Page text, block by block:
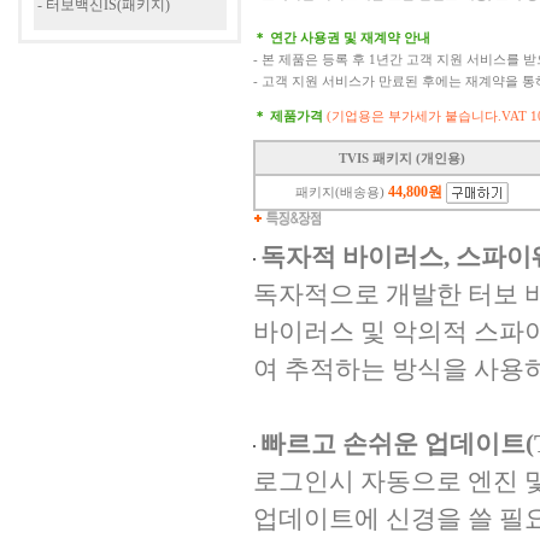
- 터보백신IS(패키지)
＊ 연간 사용권 및 재계약 안내
- 본 제품은 등록 후 1년간 고객 지원 서비스를
- 고객 지원 서비스가 만료된 후에는 재계약을
＊ 제품가격 (기업용은 부가세가 붙습니다.VAT
TVIS 패키지 (개인용)
패키지(배송용) 44,800원
독자적 바이러스, 스파
독자적으로 개발한 터보
바이러스 및 악의적 스파
여 추적하는 방식을 사용
빠르고 손쉬운 업데이트
로그인시 자동으로 엔진
업데이트에 신경을 쓸 필